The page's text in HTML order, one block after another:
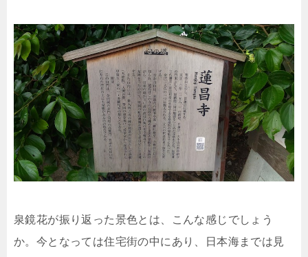
泉鏡花が振り返った景色とは、こんな感じでしょう
か。今となっては住宅街の中にあり、日本海までは見